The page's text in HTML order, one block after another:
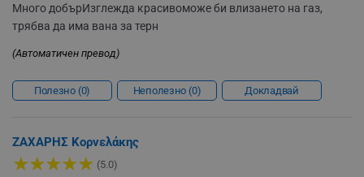
Много добърИзглежда красивоможе би влизането на газ,
трябва да има вана за терн
(Автоматичен превод)
Полезно 0 Неполезно 0 Докладвай
ΖΑΧΑΡΗΣ Κορνελάκης
★★★★★ (5.0)
sgfUserUpdateData .alleop.bg
rlv_
rlv_mode